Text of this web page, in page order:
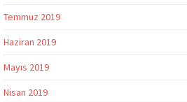
Temmuz 2019
Haziran 2019
Mayıs 2019
Nisan 2019